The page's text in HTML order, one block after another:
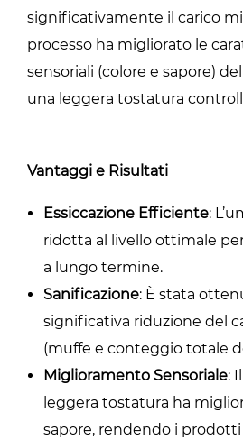
significativamente il carico
processo ha migliorato le
sensoriali (colore e sapore)
una leggera tostatura
Vantaggi e Risultati
Essiccazione Efficiente:
ridotta al livello ottimale
a lungo termine.
Sanificazione: È stata
significativa riduzione del
(muffe e conteggio totale
Miglioramento Sensoriale:
leggera tostatura ha
sapore, rendendo i